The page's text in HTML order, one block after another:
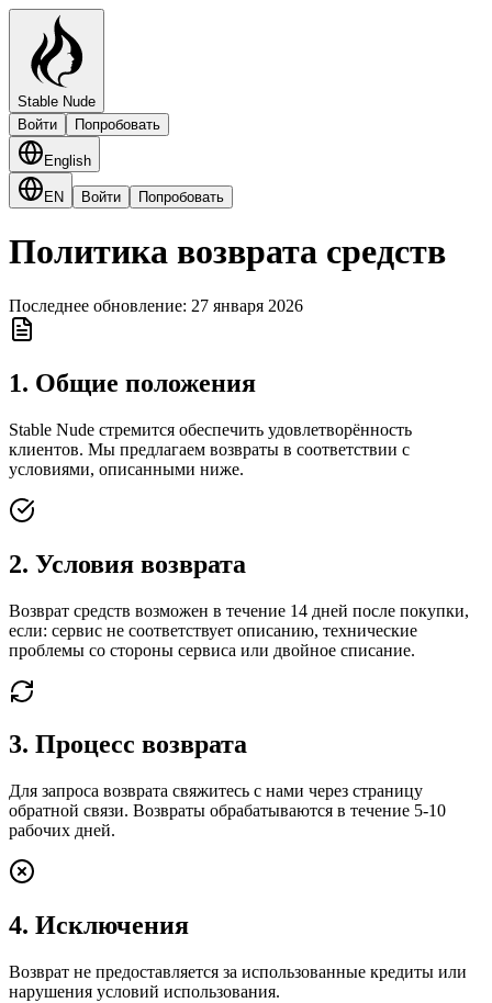
Stable Nude
Войти
Попробовать
English
EN Войти Попробовать
Политика возврата средств
Последнее обновление: 27 января 2026
1. Общие положения
Stable Nude стремится обеспечить удовлетворённость
клиентов. Мы предлагаем возвраты в соответствии с
условиями, описанными ниже.
2. Условия возврата
Возврат средств возможен в течение 14 дней после покупки,
если: сервис не соответствует описанию, технические
проблемы со стороны сервиса или двойное списание.
3. Процесс возврата
Для запроса возврата свяжитесь с нами через страницу
обратной связи. Возвраты обрабатываются в течение 5-10
рабочих дней.
4. Исключения
Возврат не предоставляется за использованные кредиты или
нарушения условий использования.